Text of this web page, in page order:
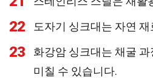
22 도자기 싱크대는 자연
23
화강암 싱크대는 채굴
미칠 수 있습니다.